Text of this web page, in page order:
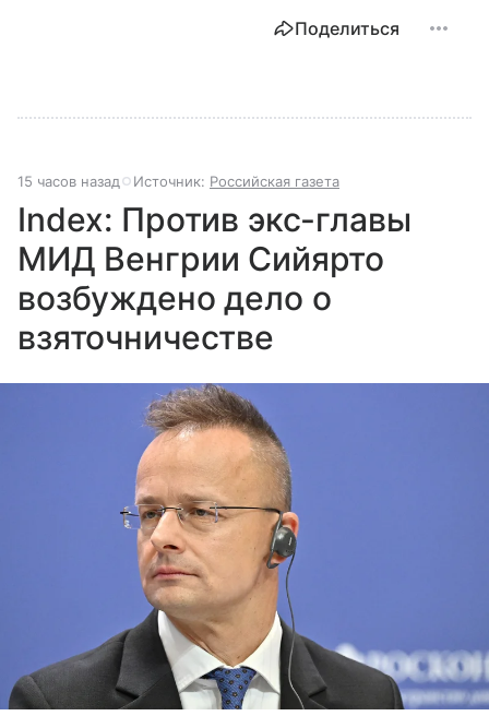
Поделиться
15 часов назад Источник: Российская газета
Index: Против экс-главы
МИД Венгрии Сийярто
возбуждено дело о
взяточничестве